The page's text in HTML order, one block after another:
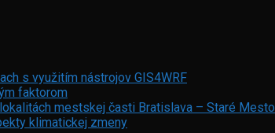
s využitím nástrojov GIS4WRF
faktorom
mestskej časti Bratislava – Staré Mesto
klimatickej zmeny